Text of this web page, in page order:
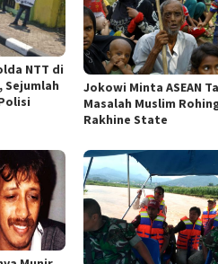
NTT di
Sejumlah
Jokowi Minta ASEAN
Masalah Muslim
Rakhine State